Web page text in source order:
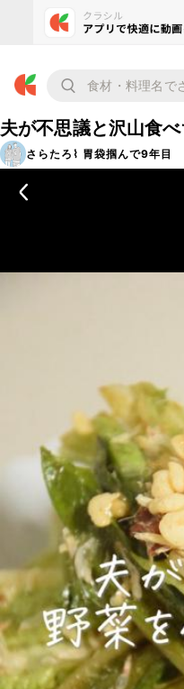
夫が不思議と沢山食
さらたろ⌇ 胃袋掴んで9年目